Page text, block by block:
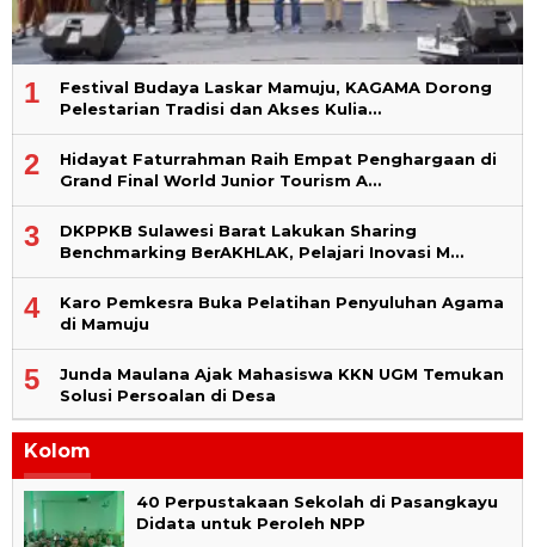
1
Festival Budaya Laskar Mamuju, KAGAMA Dorong
Pelestarian Tradisi dan Akses Kulia…
2
Hidayat Faturrahman Raih Empat Penghargaan di
Grand Final World Junior Tourism A…
3
DKPPKB Sulawesi Barat Lakukan Sharing
Benchmarking BerAKHLAK, Pelajari Inovasi M…
4
Karo Pemkesra Buka Pelatihan Penyuluhan Agama
di Mamuju
5
Junda Maulana Ajak Mahasiswa KKN UGM Temukan
Solusi Persoalan di Desa
Kolom
40 Perpustakaan Sekolah di Pasangkayu
Didata untuk Peroleh NPP